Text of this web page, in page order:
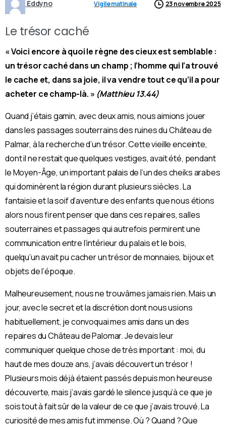
Eddyno Vigile matinale 23 novembre 2025
Le trésor caché
« Voici encore à quoi le règne des cieux est semblable :
un trésor caché dans un champ ; l’homme qui l’a trouvé
le cache et, dans sa joie, il va vendre tout ce qu’il a pour
acheter ce champ-là. » (Matthieu 13.44)
Quand j’étais gamin, avec deux amis, nous aimions jouer
dans les passages souterrains des ruines du Château de
Palmar, à la recherche d’un trésor. Cette vieille enceinte,
dont il ne restait que quelques vestiges, avait été, pendant
le Moyen-Âge, un important palais de l’un des cheiks arabes
qui dominèrent la région durant plusieurs siècles. La
fantaisie et la soif d’aventure des enfants que nous étions
alors nous firent penser que dans ces repaires, salles
souterraines et passages qui autrefois permirent une
communication entre l’intérieur du palais et le bois,
quelqu’un avait pu cacher un trésor de monnaies, bijoux et
objets de l’époque.
Malheureusement, nous ne trouvâmes jamais rien. Mais un
jour, avec le secret et la discrétion dont nous usions
habituellement, je convoquai mes amis dans un des
repaires du Château de Palomar. Je devais leur
communiquer quelque chose de très important : moi, du
haut de mes douze ans, j’avais découvert un trésor !
Plusieurs mois déjà étaient passés depuis mon heureuse
découverte, mais j’avais gardé le silence jusqu’à ce que je
sois tout à fait sûr de la valeur de ce que j’avais trouvé. La
curiosité de mes amis fut immense. Où ? Quand ? Que